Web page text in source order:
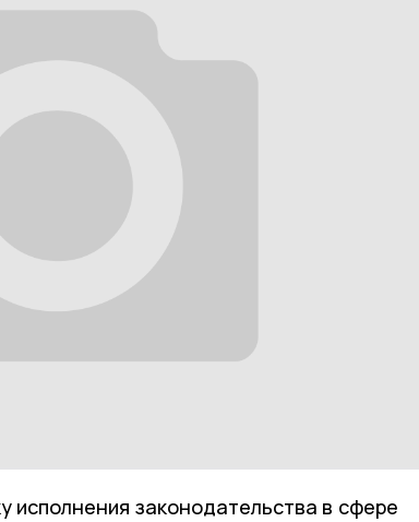
исполнения законодательства в сфере